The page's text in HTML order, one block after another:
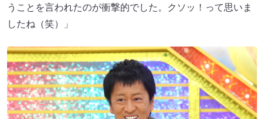
うことを言われたのが衝撃的でした。クソッ！って思いま
したね（笑）」